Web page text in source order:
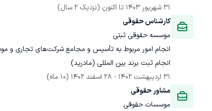
31 شهریور 1403
تا اکنون (نزدیک 2 سال)
کارشناس حقوقی
موسسه حقوقی ثبتی
انجام ثبت برند بین المللی (مادرید)
31 اردیبهشت 1402
- 28 اسفند 1402
(10 ماه)
مشاور حقوقی
موسسات حقوقی